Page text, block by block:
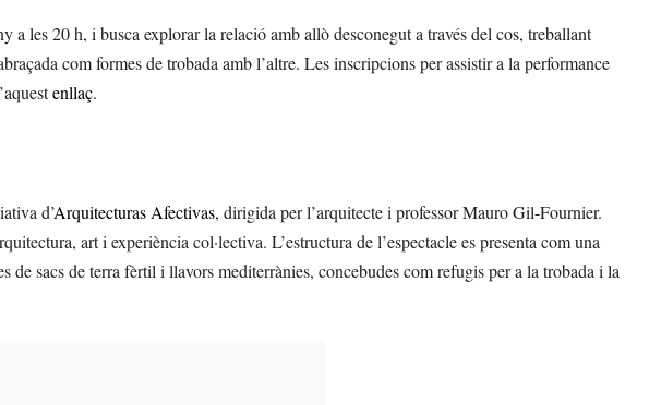
a les 20 h, i busca explorar la relació amb allò desconegut a través del cos, treballant
com formes de trobada amb l’altre. Les inscripcions per assistir a la performance
enllaç.
d’Arquitecturas Afectivas, dirigida per l’arquitecte i professor Mauro Gil-Fournier.
art i experiència col·lectiva. L’estructura de l’espectacle es presenta com una
de sacs de terra fèrtil i llavors mediterrànies, concebudes com refugis per a la trobada i la